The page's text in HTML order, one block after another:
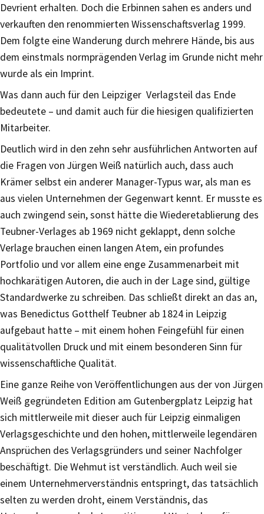
Devrient erhalten. Doch die Erbinnen sahen es anders und
verkauften den renommierten Wissenschaftsverlag 1999.
Dem folgte eine Wanderung durch mehrere Hände, bis aus
dem einstmals normprägenden Verlag im Grunde nicht mehr
wurde als ein Imprint.
Was dann auch für den Leipziger Verlagsteil das Ende
bedeutete – und damit auch für die hiesigen qualifizierten
Mitarbeiter.
Deutlich wird in den zehn sehr ausführlichen Antworten auf
die Fragen von Jürgen Weiß natürlich auch, dass auch
Krämer selbst ein anderer Manager-Typus war, als man es
aus vielen Unternehmen der Gegenwart kennt. Er musste es
auch zwingend sein, sonst hätte die Wiederetablierung des
Teubner-Verlages ab 1969 nicht geklappt, denn solche
Verlage brauchen einen langen Atem, ein profundes
Portfolio und vor allem eine enge Zusammenarbeit mit
hochkarätigen Autoren, die auch in der Lage sind, gültige
Standardwerke zu schreiben. Das schließt direkt an das an,
was Benedictus Gotthelf Teubner ab 1824 in Leipzig
aufgebaut hatte – mit einem hohen Feingefühl für einen
qualitätvollen Druck und mit einem besonderen Sinn für
wissenschaftliche Qualität.
Eine ganze Reihe von Veröffentlichungen aus der von Jürgen
Weiß gegründeten Edition am Gutenbergplatz Leipzig hat
sich mittlerweile mit dieser auch für Leipzig einmaligen
Verlagsgeschichte und den hohen, mittlerweile legendären
Ansprüchen des Verlagsgründers und seiner Nachfolger
beschäftigt. Die Wehmut ist verständlich. Auch weil sie
einem Unternehmerverständnis entspringt, das tatsächlich
selten zu werden droht, einem Verständnis, das